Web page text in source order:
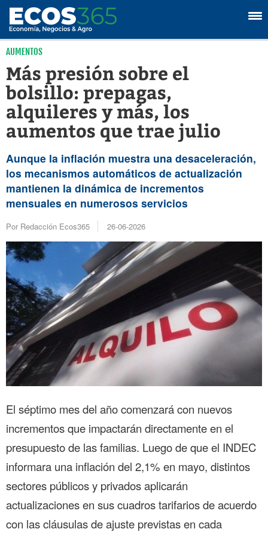
AUMENTOS
Más presión sobre el
bolsillo: prepagas,
alquileres y más, los
aumentos que trae julio
Aunque la inflación muestra una desaceleración,
los mecanismos automáticos de actualización
mantienen la dinámica de incrementos
mensuales en numerosos servicios
Por Redacción Ecos365 26-06-2026
El séptimo mes del año comenzará con nuevos
incrementos que impactarán directamente en el
presupuesto de las familias. Luego de que el INDEC
informara una inflación del 2,1% en mayo, distintos
sectores públicos y privados aplicarán
actualizaciones en sus cuadros tarifarios de acuerdo
con las cláusulas de ajuste previstas en cada